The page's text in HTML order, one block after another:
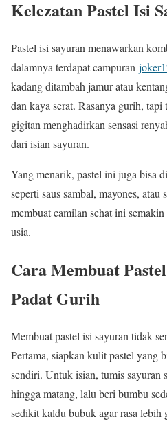
Kelezatan Pastel Isi
Pastel isi sayuran menawarkan
dalamnya terdapat campuran
kadang ditambah jamur atau
dan kaya serat. Rasanya gurih,
gigitan menghadirkan sensasi
dari isian sayuran.
Yang menarik, pastel ini juga bisa
seperti saus sambal, mayones,
membuat camilan sehat ini
usia.
Cara Membuat
Padat Gurih
Membuat pastel isi sayuran tidak
Pertama, siapkan kulit pastel yang
sendiri. Untuk isian, tumis sayuran
hingga matang, lalu beri bumbu
sedikit kaldu bubuk agar rasa lebih